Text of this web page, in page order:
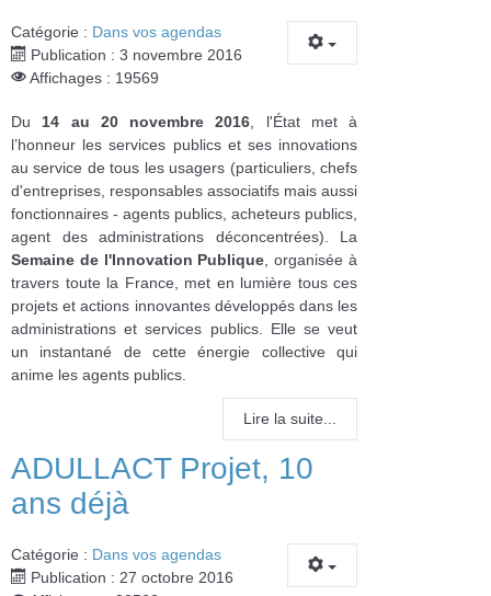
Catégorie : Dans vos agendas
Publication : 3 novembre 2016
Affichages : 19569
Du14 au 20 novembre 2016, l'État met à
l’honneur les services publics et ses innovations
au service de tous les usagers (particuliers, chefs
d'entreprises, responsables associatifs mais aussi
fonctionnaires - agents publics, acheteurs publics,
agent des administrations déconcentrées). La
Semaine de l'Innovation Publique, organisée à
travers toute la France, met en lumière tous ces
projets et actions innovantes développés dans les
administrations et services publics. Elle se veut
un instantané de cette énergie collective qui
anime les agents publics.
Lire la suite...
ADULLACT Projet, 10
ans déjà
Catégorie : Dans vos agendas
Publication : 27 octobre 2016